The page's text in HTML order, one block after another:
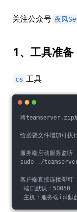
关注公众号 夜风
1、工具准备
cs 工具
将teamserver.zip
给必要文件增加可执
服务端启动服务监听
sudo ./teamserver
客户端直接连接即可
端口默认：50050
主机：服务端ip地址